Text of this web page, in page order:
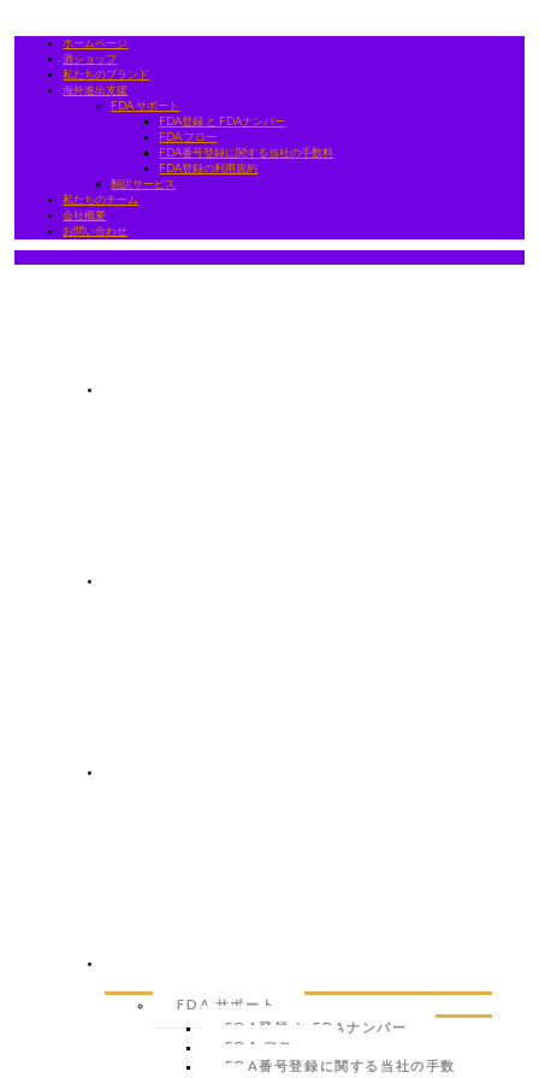
ホームページ
酒ショップ
私たちのブランド
海外進出支援
FDA サポート
FDA登録 と FDAナンバー
FDA フロー
FDA番号登録に関する当社の手数料
FDA登録の利用規約
翻訳サービス
私たちのチーム
会社概要
お問い合わせ
FDA サポート
FDA登録 と FDAナンバー
FDA フロー
FDA番号登録に関する当社の手数